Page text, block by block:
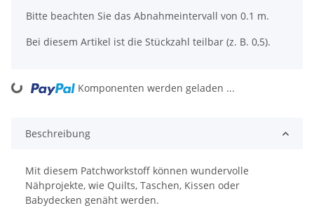
Bitte beachten Sie das Abnahmeintervall von 0.1 m.
Bei diesem Artikel ist die Stückzahl teilbar (z. B. 0,5).
Komponenten werden geladen ...
Beschreibung
Mit diesem Patchworkstoff können wundervolle
Nähprojekte, wie Quilts, Taschen, Kissen oder
Babydecken genäht werden.